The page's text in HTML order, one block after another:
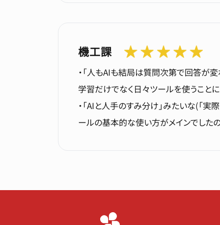
機工課
・「人もAIも結局は質問次第で回答が
学習だけでなく日々ツールを使うこと
・「AIと人手のすみ分け」みたいな(「
ールの基本的な使い方がメインでしたの